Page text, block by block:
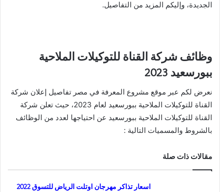
الجديدة، وإليكم المزيد من التفاصيل.
وظائف شركة القناة للتوكيلات الملاحية
ببورسعيد 2023
نعرض لكم عبر موقع مشروع المعرفة في مصر تفاصيل إعلان شركة
القناة للتوكيلات الملاحية ببورسعيد لعام 2023، حيث تعلن شركة
القناة للتوكيلات الملاحية ببورسعيد عن احتياجها لعدد من الوظائف
بالشروط والمسميات التالية :
مقالات ذات صلة
اسعار تذاكر مهرجان اوتلت الرياض للتسوق 2022